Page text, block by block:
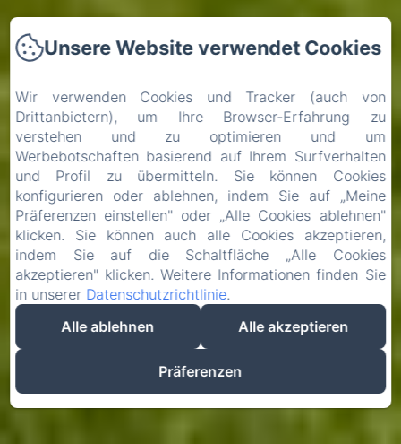
Unsere Website verwendet Cookies
Wir verwenden Cookies und Tracker (auch von
Drittanbietern), um Ihre Browser-Erfahrung zu
verstehen und zu optimieren und um
Werbebotschaften basierend auf Ihrem Surfverhalten
und Profil zu übermitteln. Sie können Cookies
konfigurieren oder ablehnen, indem Sie auf „Meine
Präferenzen einstellen" oder „Alle Cookies ablehnen"
klicken. Sie können auch alle Cookies akzeptieren,
indem Sie auf die Schaltfläche „Alle Cookies
akzeptieren" klicken. Weitere Informationen finden Sie
in unserer Datenschutzrichtlinie.
Alle ablehnen
Alle akzeptieren
Präferenzen